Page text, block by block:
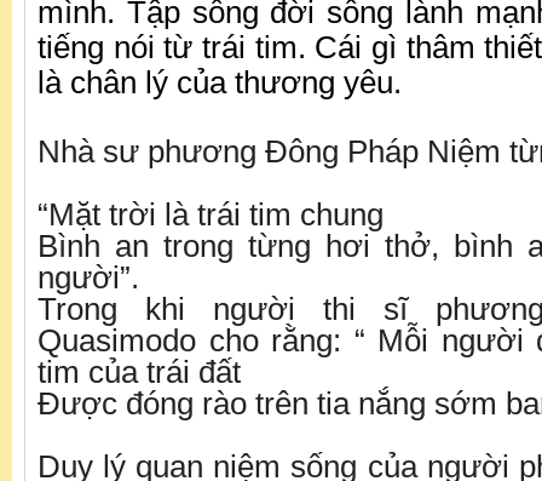
mình. Tập sống đời sống lành
tiếng nói từ trái tim. Cái gì thâm
là chân lý của thương yêu.
Nhà sư phương Đông Pháp Niệm
“Mặt trời là trái tim chung
Bình an trong từng hơi thở, bình
người”.
Trong khi người thi sĩ
Quasimodo cho rằng: “ Mỗi người
tim của trái đất
Được đóng rào trên tia nắng sớm
Duy lý quan niệm sống của người